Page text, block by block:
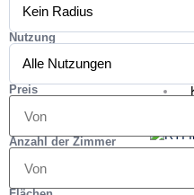
Nutzung
Preis
Anzahl der Zimmer